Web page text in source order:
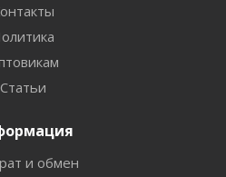
Статьи
и обмен